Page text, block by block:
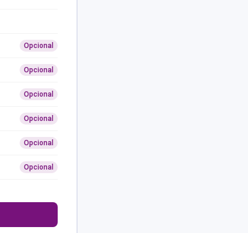
Opcional
Opcional
Opcional
Opcional
Opcional
Opcional